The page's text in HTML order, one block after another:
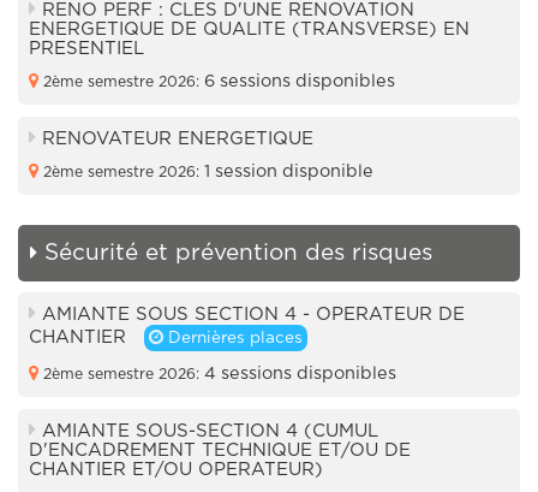
RENO PERF : CLES D'UNE RENOVATION
ENERGETIQUE DE QUALITE (TRANSVERSE) EN
PRESENTIEL
2ème semestre 2026: 6 sessions disponibles
RENOVATEUR ENERGETIQUE
2ème semestre 2026: 1 session disponible
Sécurité et prévention des risques
AMIANTE SOUS SECTION 4 - OPERATEUR DE
CHANTIER
Dernières places
2ème semestre 2026: 4 sessions disponibles
AMIANTE SOUS-SECTION 4 (CUMUL
D'ENCADREMENT TECHNIQUE ET/OU DE
CHANTIER ET/OU OPERATEUR)